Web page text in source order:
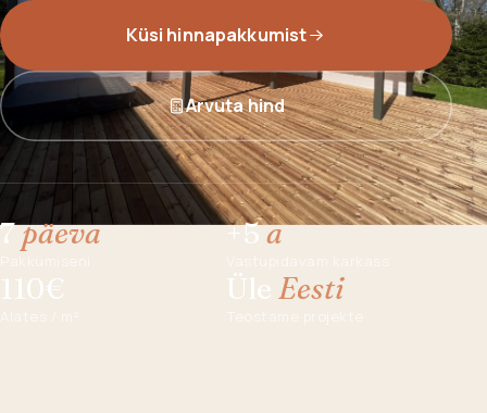
Küsi hinnapakkumist
Arvuta hind
7päeva +5a
110€ Üle Eesti